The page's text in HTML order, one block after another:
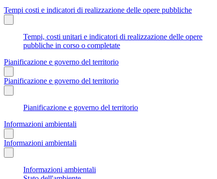
Tempi costi e indicatori di realizzazione delle opere pubbliche
Tempi, costi unitari e indicatori di realizzazione delle opere
pubbliche in corso o completate
Pianificazione e governo del territorio
Pianificazione e governo del territorio
Pianificazione e governo del territorio
Informazioni ambientali
Informazioni ambientali
Informazioni ambientali